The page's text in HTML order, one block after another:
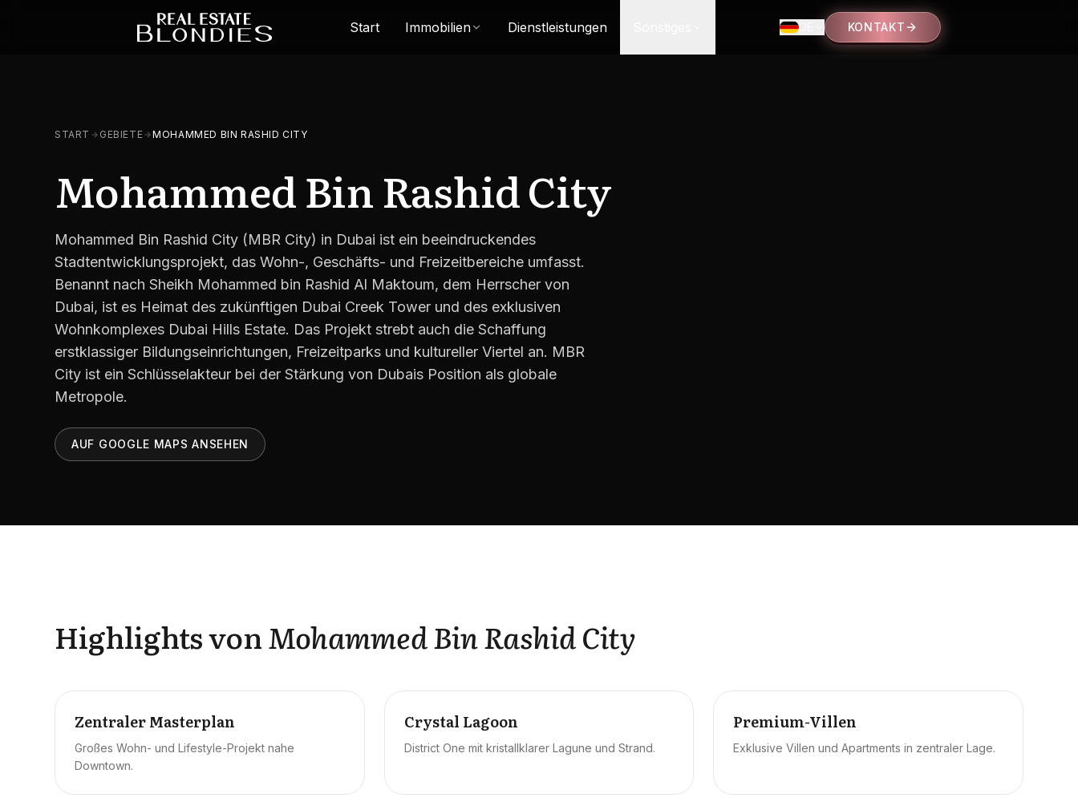
Start Immobilien Dienstleistungen DE KONTAKT
START GEBIETE MOHAMMED BIN RASHID CITY
Mohammed Bin Rashid City
Mohammed Bin Rashid City (MBR City) in Dubai ist ein beeindruckendes
Stadtentwicklungsprojekt, das Wohn-, Geschäfts- und Freizeitbereiche umfasst.
Benannt nach Sheikh Mohammed bin Rashid Al Maktoum, dem Herrscher von
Dubai, ist es Heimat des zukünftigen Dubai Creek Tower und des exklusiven
Wohnkomplexes Dubai Hills Estate. Das Projekt strebt auch die Schaffung
erstklassiger Bildungseinrichtungen, Freizeitparks und kultureller Viertel an. MBR
City ist ein Schlüsselakteur bei der Stärkung von Dubais Position als globale
Metropole.
AUF GOOGLE MAPS ANSEHEN
Highlights vonMohammed Bin Rashid City
Zentraler Masterplan
Großes Wohn- und Lifestyle-Projekt nahe
Downtown.
Crystal Lagoon
District One mit kristallklarer Lagune und Strand.
Premium-Villen
Exklusive Villen und Apartments in zentraler Lage.